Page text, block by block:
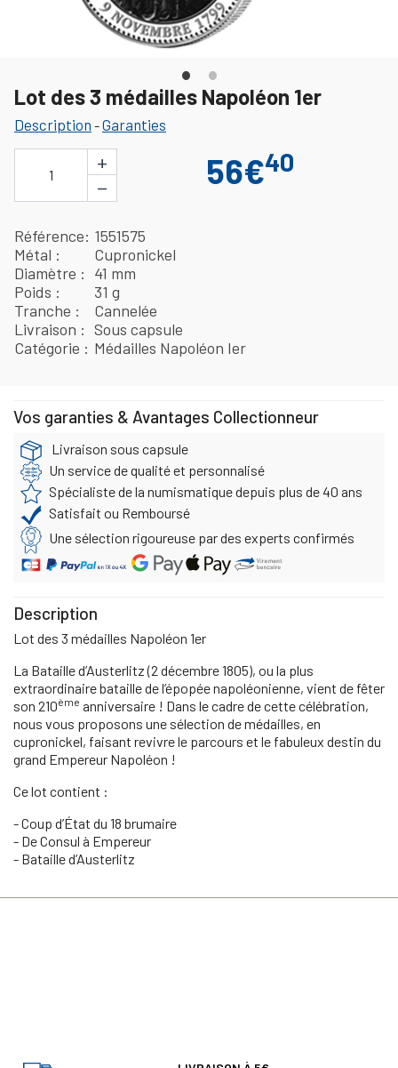
Lot des 3 médailles Napoléon 1er
Description -Garanties
1
+
−
56€40
Référence 1551575
Métal
Cupronickel
Diamètre
41 mm
Poids
31 g
Tranche
Cannelée
Livraison
Sous capsule
Catégorie
Médailles Napoléon Ier
Vos garanties & Avantages Collectionneur
Livraison sous capsule
Un service de qualité et personnalisé
Spécialiste de la numismatique depuis plus de 40 ans
Satisfait ou Remboursé
Une sélection rigoureuse par des experts confirmés
Description
Lot des 3 médailles Napoléon 1er
La Bataille d’Austerlitz (2 décembre 1805), ou la plus
extraordinaire bataille de l’épopée napoléonienne, vient de fêter
son 210ème anniversaire ! Dans le cadre de cette célébration,
nous vous proposons une sélection de médailles, en
cupronickel, faisant revivre le parcours et le fabuleux destin du
grand Empereur Napoléon !
Ce lot contient :
- Coup d’État du 18 brumaire
- De Consul à Empereur
- Bataille d’Austerlitz